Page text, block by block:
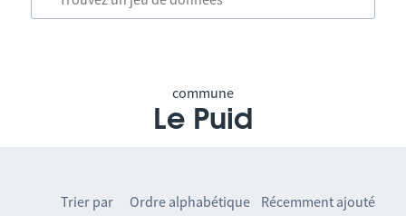
commune
Le Puid
Trier par Ordre alphabétique Récemment ajouté